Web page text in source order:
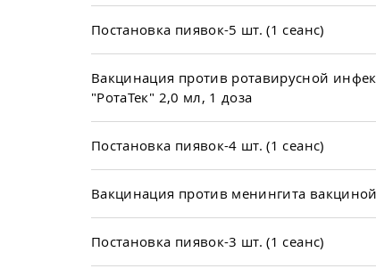
Постановка пиявок-5 шт. (1 сеанс)
Вакцинация против ротавирусной
"РотаТек" 2,0 мл, 1 доза
Постановка пиявок-4 шт. (1 сеанс)
Вакцинация против менингита
Постановка пиявок-3 шт. (1 сеанс)